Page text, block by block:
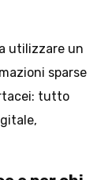
utilizzare un
sparse
tutto